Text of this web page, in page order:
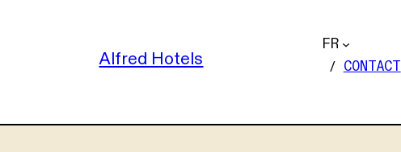
Alfred Hotels
FR
CONTACT